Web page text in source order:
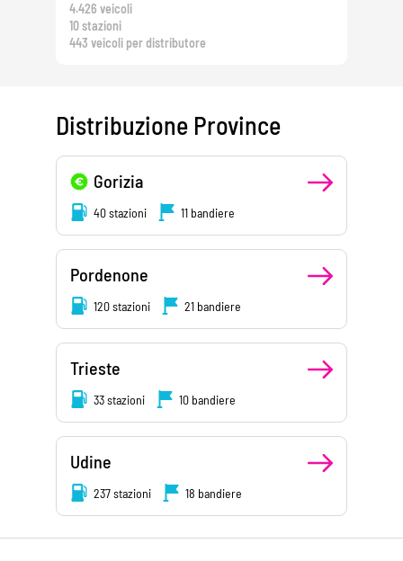
4.426 veicoli
10 stazioni
443 veicoli per distributore
Distribuzione Province
Gorizia
40 stazioni 11 bandiere
Pordenone
120 stazioni 21 bandiere
Trieste
33 stazioni 10 bandiere
Udine
237 stazioni 18 bandiere